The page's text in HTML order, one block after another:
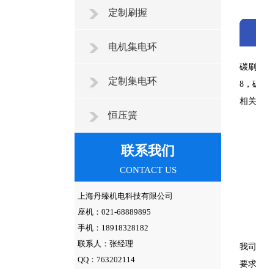
定制刷握
电机集电环
定制集电环
恒压簧
联系我们
CONTACT US
上海丹臻机电科技有限公司
座机：021-68889895
手机：18918328182
联系人：张经理
QQ：763202114
碳
8，
相
我
要